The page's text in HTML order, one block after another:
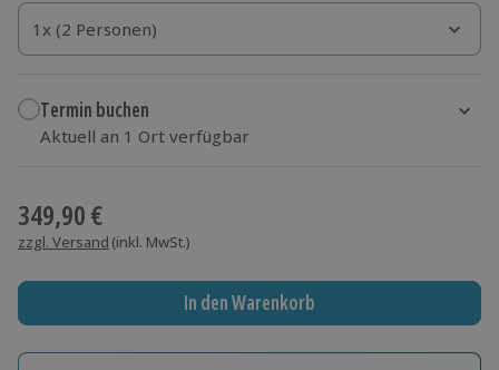
1x (2 Personen)
1x (2 Personen)
1x (2 Personen)
Termin buchen
Aktuell an 1 Ort verfügbar
349,90 €
zzgl. Versand (inkl. MwSt.)
In den Warenkorb